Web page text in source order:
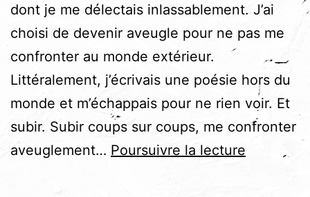
dont je me délectais inlassablement. J’ai
choisi de devenir aveugle pour ne pas me
confronter au monde extérieur.
Littéralement, j’écrivais une poésie hors du
monde et m’échappais pour ne rien voir. Et
subir. Subir coups sur coups, me confronter
aveuglement… Poursuivre la lecture